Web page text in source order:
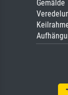
Gemälde